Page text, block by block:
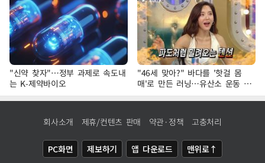
"신약 찾자"…정부 과제로 속도내
는 K-제약바이오
"46세 맞아?" 바다를 '핫걸 몸
매'로 만든 러닝…유산소 운동 효
과 '톡톡'
회사소개 제휴/컨텐츠 판매 약관·정책 고충처리
PC화면 제보하기 앱 다운로드 맨위로↑